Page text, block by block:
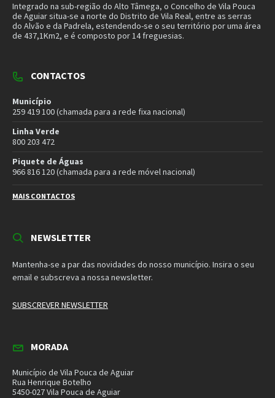
Integrado na sub-região do Alto Tâmega, o Concelho de Vila Pouca
de Aguiar situa-se a norte do Distrito de Vila Real, entre as serras
do Alvão e da Padrela, estendendo-se o seu território por uma área
de 437,1Km2, e é composto por 14 freguesias.
CONTACTOS
Município
259 419 100 (chamada para a rede fixa nacional)
Linha Verde
800 203 472
Piquete de Águas
966 816 120 (chamada para a rede móvel nacional)
MAIS CONTACTOS
NEWSLETTER
Mantenha-se a par das novidades do nosso município. Insira o seu
email e subscreva a nossa newsletter.
SUBSCREVER NEWSLETTER
MORADA
Município de Vila Pouca de Aguiar
Rua Henrique Botelho
5450-027 Vila Pouca de Aguiar